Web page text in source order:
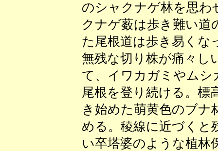
のシャクナゲ林を思わ
クナゲ薮は歩き難い道
た尾根道は歩き易くな
無残な切り株が痛々し
て、イワカガミやムシ
尾根を登り続ける。標
き始めた萌黄色のブナ
める。稜線に近づくと
い卒塔婆のような植林